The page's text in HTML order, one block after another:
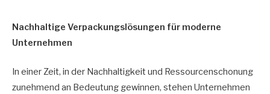
Nachhaltige Verpackungslösungen für moderne
Unternehmen
In einer Zeit, in der Nachhaltigkeit und Ressourcenschonung
zunehmend an Bedeutung gewinnen, stehen Unternehmen